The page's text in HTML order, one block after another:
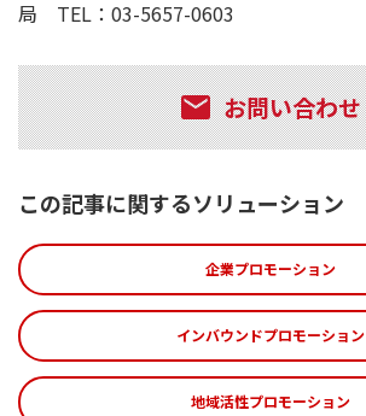
局 TEL：03-5657-0603
お問い合わせ
この記事に関するソリューション
企業プロモーション
インバウンドプロモーション
地域活性プロモーション